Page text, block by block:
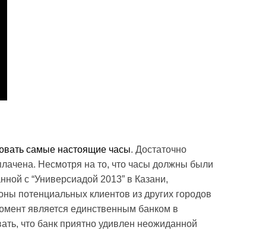
самые настоящие часы. Достаточно
Несмотря на то, что часы должны были
с “Универсиадой 2013” в Казани,
потенциальных клиентов из других городов
является единственным банком в
что банк приятно удивлен неожиданной